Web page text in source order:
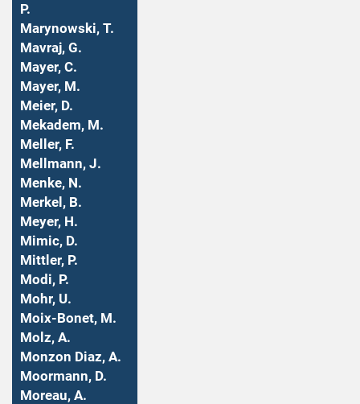
P.
Marynowski, T.
Mavraj, G.
Mayer, C.
Mayer, M.
Meier, D.
Mekadem, M.
Meller, F.
Mellmann, J.
Menke, N.
Merkel, B.
Meyer, H.
Mimic, D.
Mittler, P.
Modi, P.
Mohr, U.
Moix-Bonet, M.
Molz, A.
Monzon Diaz, A.
Moormann, D.
Moreau, A.